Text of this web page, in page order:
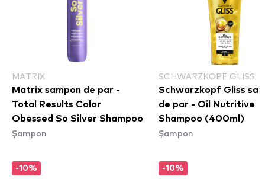
MATRIX
Matrix sampon de par -
Total Results Color
Obessed So Silver Shampoo
Șampon
-10%
SCHWARZKOPF GLISS
Schwarzkopf Gliss
de par - Oil Nutritive
Shampoo (400ml)
Șampon
-10%